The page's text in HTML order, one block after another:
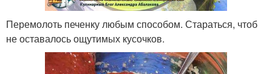
Перемолоть печенку любым способом. Стараться, чтоб
не оставалось ощутимых кусочков.